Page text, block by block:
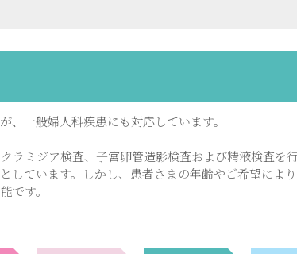
、一般婦人科疾患にも対応しています。
ラミジア検査、子宮卵管造影検査および精液検査を
しています。しかし、患者さまの年齢やご希望によ
です。